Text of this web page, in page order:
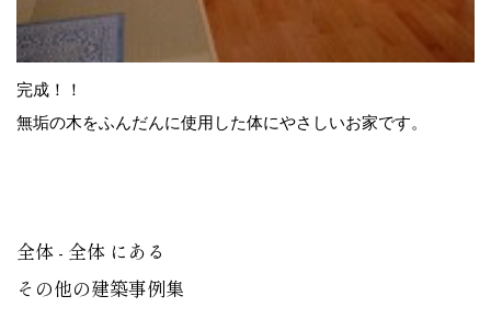
完成！！
無垢の木をふんだんに使用した体にやさしいお家です。
全体 - 全体 にある
その他の建築事例集